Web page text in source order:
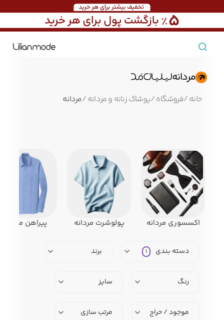
بچه‌گانه
تجهیزات سفر
زیبایی و سلامت
بارانی مردانه پالتو مردانه بلوز مردانه
کت مردانه کاپشن و پافر مردانه
شلوار جین مردانه
شلوار پارچه ای
مردانه
خانه/فروشگاه/پوشاک زنانه و مردانه/مردانه
اکسسوری مردانه پولوشرت مردانه پیراهن مردانه
دسته بندی 1 برند
رنگ سایز
موجود / حراج مرتب سازی